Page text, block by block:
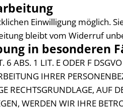
Einwilligung möglich.
bleibt vom Widerruf
in besonderen
ABS. 1 LIT. E ODER F
IHRER
RECHTSGRUNDLAGE, AUF
WERDEN WIR IHRE